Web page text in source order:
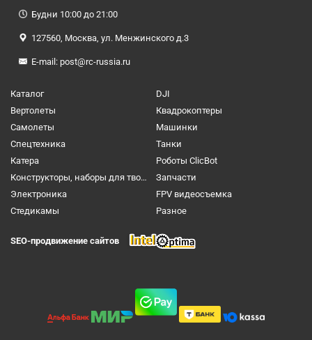
Будни 10:00 до 21:00
127560, Москва, ул. Менжинского д.3
E-mail: post@rc-russia.ru
Каталог
DJI
Вертолеты
Квадрокоптеры
Самолеты
Машинки
Спецтехника
Танки
Катера
Роботы ClicBot
Конструкторы, наборы для творчества и настольные игры
Запчасти
Электроника
FPV видеосъемка
Cтедикамы
Разное
SEO-продвижение сайтов